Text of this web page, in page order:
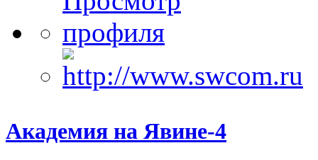
Академия на Явине-4